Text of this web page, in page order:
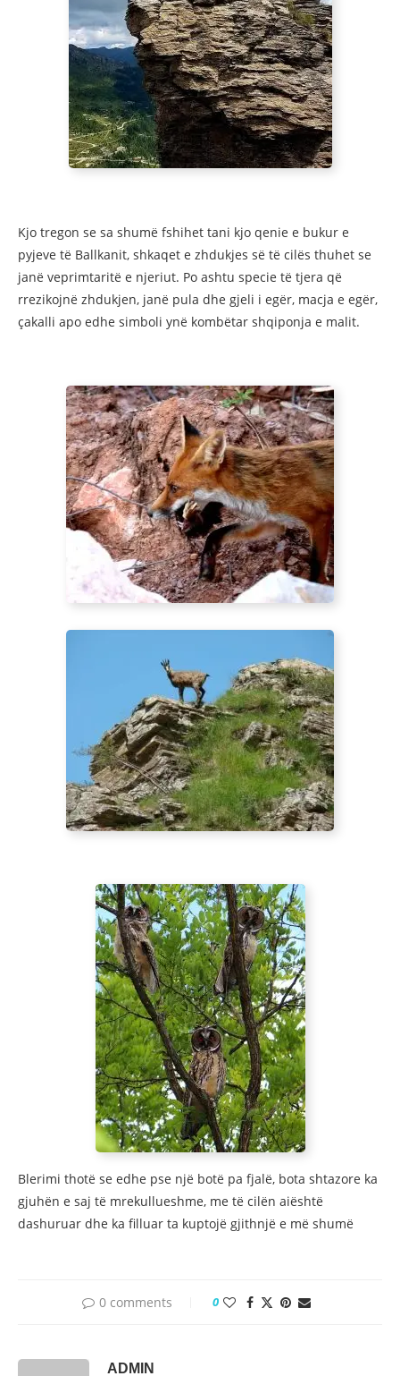
Kjo tregon se sa shumë fshihet tani kjo qenie e bukur e
pyjeve të Ballkanit, shkaqet e zhdukjes së të cilës thuhet se
janë veprimtaritë e njeriut. Po ashtu specie të tjera që
rrezikojnë zhdukjen, janë pula dhe gjeli i egër, macja e egër,
çakalli apo edhe simboli ynë kombëtar shqiponja e malit.
Blerimi thotë se edhe pse një botë pa fjalë, bota shtazore ka
gjuhën e saj të mrekullueshme, me të cilën aiështë
dashuruar dhe ka filluar ta kuptojë gjithnjë e më shumë
0 comments 0
ADMIN